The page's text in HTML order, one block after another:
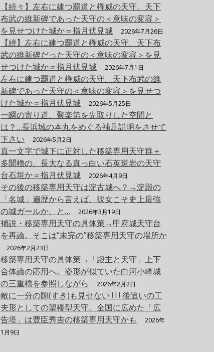
【続々】左右に建つ覇道と権威の天守。天下
布武の維新碑であった天守の＜意味の変容＞
を見せつけた城か＝指月伏見城
2026年7月26日
【続】左右に建つ覇道と権威の天守。天下布
武の維新碑だった天守の＜意味の変容＞を見
せつけた城か＝指月伏見城
2026年7月1日
左右に建つ覇道と権威の天守。天下布武の維
新碑であった天守の＜意味の変容＞を見せつ
けた城か＝指月伏見城
2026年5月25日
一瞬の寄り道。聚楽第を先取りした空間と
は？…長浜城の本丸をめぐる補足説明をさせて
下さい
2026年5月2日
真一文字で城下に正対した移築専用天守群＋
多聞櫓の、長大なる真っ白い石英斑岩の天守
台石垣か＝指月伏見城
2026年4月9日
その後の移築専用天守は淀古城へ？→淀殿の
「名城」遍歴から言えば、彼女こそ史上最強
の城ガールか、と…
2026年3月19日
補説・移築専用天守の具体策→甲府城天守台
を再論。そこは“未完の”移築専用天守の場所か
2026年2月23日
移築専用天守の具体策→「殿主と天守」上下
合体論の応用へ。姿形が似ていた白河小峰城
の三重櫓を参照しながら
2026年2月2日
敵に一分の隙(すき)も見せない ! ! ! 後追いの工
夫形としての望楼型天守。全国に広めた「広
告塔」は豊臣秀吉の移築専用天守かも
2026年
1月9日